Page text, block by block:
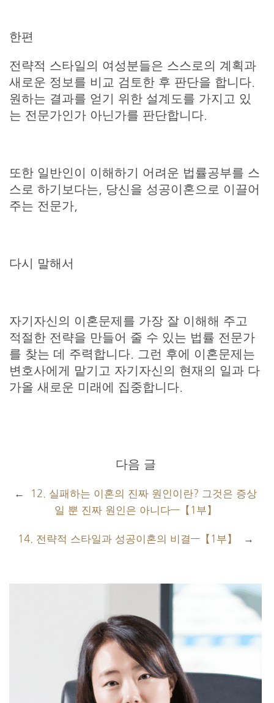
한편
전략적 스타일의 여성분들은 스스로의 계획과
새로운 정보를 비교 검토한 후 판단을 합니다.
원하는 결과를 얻기 위한 설계도를 가지고 있
는 전문가인가 아닌가를 판단합니다.
또한 일반인이 이해하기 어려운 법률공부를 스
스로 하기보다는, 당신을 성공이혼으로 이끌어
주는 전문가,
다시 말해서
자기자신의 이혼문제를 가장 잘 이해해 주고
적절한 전략을 만들어 줄 수 있는 법률 전문가
를 찾는 데 주력합니다. 그런 후에 이혼문제는
변호사에게 맡기고 자기자신의 현재의 일과 다
가올 새로운 미래에 집중합니다.
다음 글
←
12. 실패하는 이혼의 진짜 원인이란? 그것은 증상
일 뿐 진짜 원인은 아니다—【1부】
14. 전략적 스타일과 성공이혼의 비결—【1부】 →